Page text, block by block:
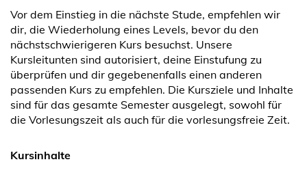
Vor dem Einstieg in die nächste Stude, empfehlen wir
dir, die Wiederholung eines Levels, bevor du den
nächstschwierigeren Kurs besuchst. Unsere
Kursleitunten sind autorisiert, deine Einstufung zu
überprüfen und dir gegebenenfalls einen anderen
passenden Kurs zu empfehlen. Die Kursziele und Inhalte
sind für das gesamte Semester ausgelegt, sowohl für
die Vorlesungszeit als auch für die vorlesungsfreie Zeit.
Kursinhalte